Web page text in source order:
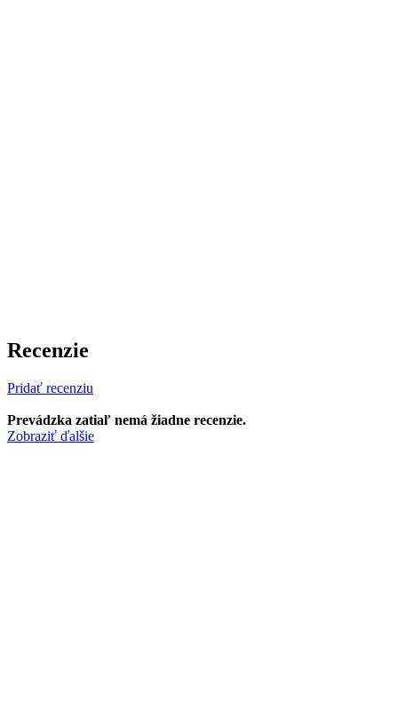
Recenzie
Pridať recenziu
Prevádzka zatiaľ nemá žiadne recenzie.
Zobraziť ďalšie